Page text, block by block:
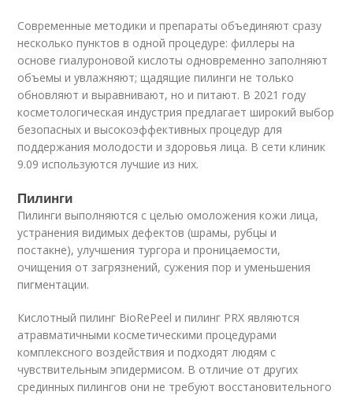
Современные методики и препараты объединяют сразу
несколько пунктов в одной процедуре: филлеры на
основе гиалуроновой кислоты одновременно заполняют
объемы и увлажняют; щадящие пилинги не только
обновляют и выравнивают, но и питают. В 2021 году
косметологическая индустрия предлагает широкий выбор
безопасных и высокоэффективных процедур для
поддержания молодости и здоровья лица. В сети клиник
9.09 используются лучшие из них.
Пилинги
Пилинги выполняются с целью омоложения кожи лица,
устранения видимых дефектов (шрамы, рубцы и
постакне), улучшения тургора и проницаемости,
очищения от загрязнений, сужения пор и уменьшения
пигментации.
Кислотный пилинг BioRePeel и пилинг PRX являются
атравматичными косметическими процедурами
комплексного воздействия и подходят людям с
чувствительным эпидермисом. В отличие от других
срединных пилингов они не требуют восстановительного